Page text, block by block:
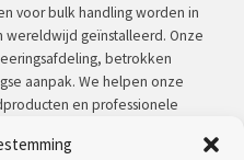
voor bulk handling worden in
geïnstalleerd. Onze
betrokken
aanpak. We helpen onze
en professionele